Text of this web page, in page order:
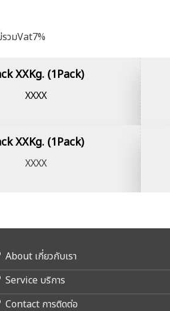
วมVat7%
XXKg. (1Pack)
XXXX
XXKg. (1Pack)
XXXX
About เกี่ยวกับเรา
Service บริการ
Contact การติดต่อ